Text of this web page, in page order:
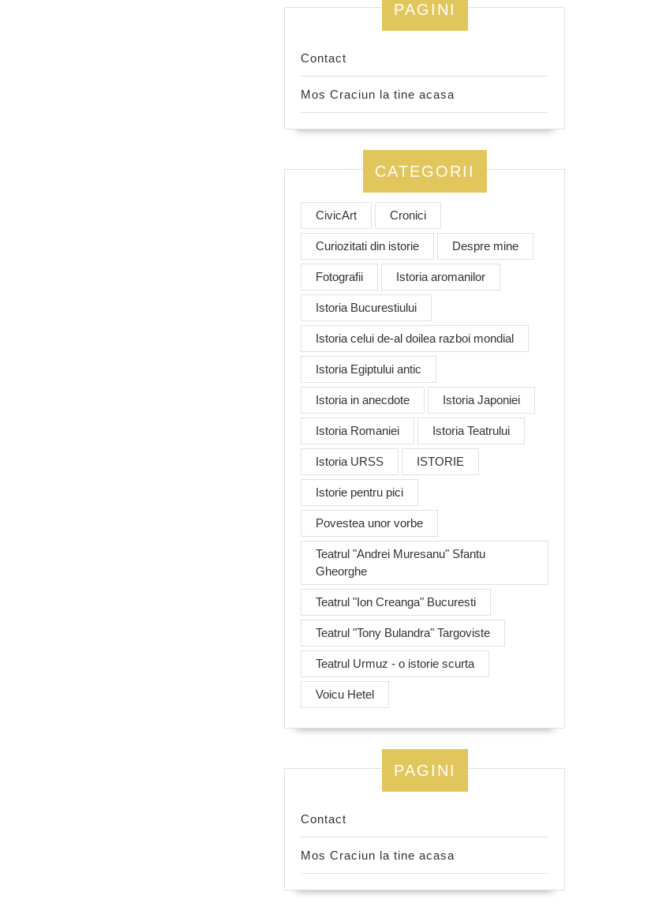
PAGINI
Contact
Mos Craciun la tine acasa
CATEGORII
CivicArt Cronici
Curiozitati din istorie Despre mine
Fotografii Istoria aromanilor
Istoria Bucurestiului
Istoria celui de-al doilea razboi mondial
Istoria Egiptului antic
Istoria in anecdote Istoria Japoniei
Istoria Romaniei Istoria Teatrului
Istoria URSS ISTORIE
Istorie pentru pici
Povestea unor vorbe
Teatrul "Andrei Muresanu" Sfantu
Gheorghe
Teatrul "Ion Creanga" Bucuresti
Teatrul "Tony Bulandra" Targoviste
Teatrul Urmuz - o istorie scurta
Voicu Hetel
PAGINI
Contact
Mos Craciun la tine acasa